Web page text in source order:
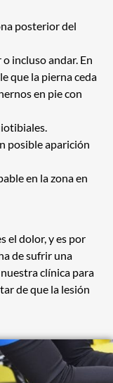
posterior del
incluso andar. En
que la pierna ceda
en pie con
posible aparición
en la zona en
el dolor, y es por
de sufrir una
clínica para
de que la lesión